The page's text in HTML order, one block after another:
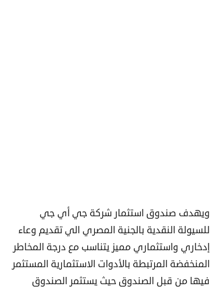
ويهدف صندوق استثمار شركة جي أي جي
للسيولة النقدية بالجنية المصري الي تقديم وعاء
إدخاري واستثماري مميز يتناسب مع درجة المخاطر
المنخفضة المرتبطة بالأدوات الاستثمارية المستثمر
فيها من قبل الصندوق حيث يستثمر الصندوق